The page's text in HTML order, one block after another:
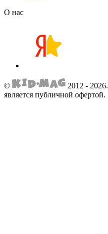
О нас
© 2012 - 2026.
является публичной офертой.